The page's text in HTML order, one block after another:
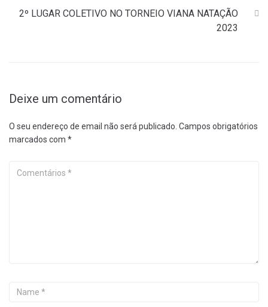
2º LUGAR COLETIVO NO TORNEIO VIANA NATAÇÃO
2023
Deixe um comentário
O seu endereço de email não será publicado. Campos obrigatórios
marcados com *